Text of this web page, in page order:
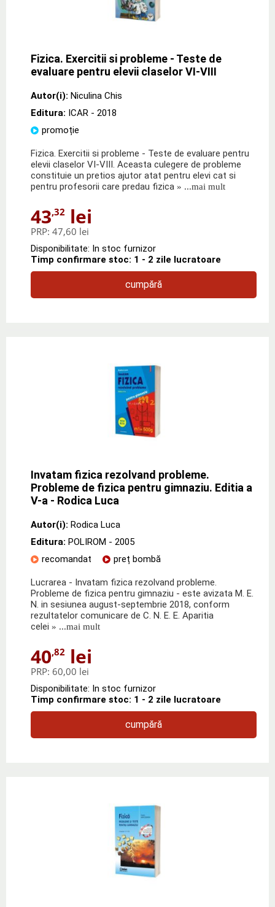
Fizica. Exercitii si probleme - Teste de
evaluare pentru elevii claselor VI-VIII
Autor(i): Niculina Chis
Editura: ICAR - 2018
promoție
Fizica. Exercitii si probleme - Teste de evaluare pentru
elevii claselor VI-VIII. Aceasta culegere de probleme
constituie un pretios ajutor atat pentru elevi cat si
pentru profesorii care predau fizica » ...mai mult
43,32 lei
PRP: 47,60 lei
Disponibilitate: In stoc furnizor
Timp confirmare stoc: 1 - 2 zile lucratoare
cumpără
Invatam fizica rezolvand probleme.
Probleme de fizica pentru gimnaziu. Editia a
V-a - Rodica Luca
Autor(i): Rodica Luca
Editura: POLIROM - 2005
recomandat
preț bombă
Lucrarea - Invatam fizica rezolvand probleme.
Probleme de fizica pentru gimnaziu - este avizata M. E.
N. in sesiunea august-septembrie 2018, conform
rezultatelor comunicare de C. N. E. E. Aparitia
celei » ...mai mult
40,82 lei
PRP: 60,00 lei
Disponibilitate: In stoc furnizor
Timp confirmare stoc: 1 - 2 zile lucratoare
cumpără